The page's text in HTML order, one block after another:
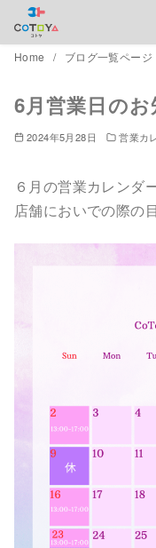
Home ブログ一覧ページ
6月営業日の
2024年5月28日 営業カ
６月の営業カレンダ
店舗においでの際の